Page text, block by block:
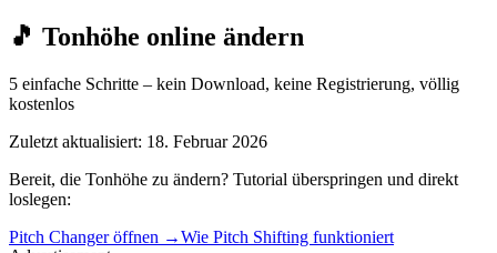
🎵 Tonhöhe online ändern
5 einfache Schritte – kein Download, keine Registrierung, völlig
kostenlos
Zuletzt aktualisiert: 18. Februar 2026
Bereit, die Tonhöhe zu ändern? Tutorial überspringen und direkt
loslegen:
Pitch Changer öffnen →Wie Pitch Shifting funktioniert